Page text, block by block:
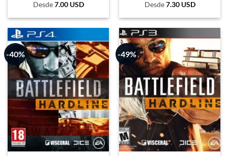
Desde7.00 USD
Desde7.30 USD
-40% -49%